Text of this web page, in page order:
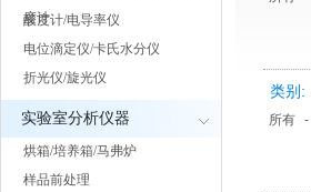
度计
酸度计/电导率仪
电位滴定仪/卡氏水分仪
折光仪/旋光仪
实验室分析仪器
烘箱/培养箱/马弗炉
样品前处理
类别:
所有 -